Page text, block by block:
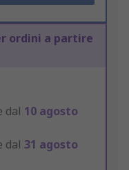
ordini a partire
dal 10 agosto
dal 31 agosto